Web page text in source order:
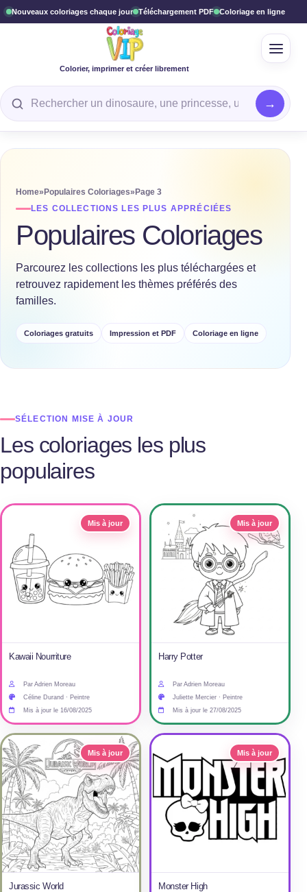
Nouveaux coloriages chaque jour Téléchargement PDF Coloriage en ligne
Colorier, imprimer et créer librement
Rechercher un coloriage
Home» Populaires Coloriages» Page 3
LES COLLECTIONS LES PLUS APPRÉCIÉES
Populaires Coloriages
Parcourez les collections les plus téléchargées et
retrouvez rapidement les thèmes préférés des
familles.
Coloriages gratuits Impression et PDF Coloriage en ligne
SÉLECTION MISE À JOUR
Les coloriages les plus
populaires
Mis à jour
Kawaii Nourriture
Par Adrien Moreau
Céline Durand · Peintre
Mis à jour le 16/08/2025
Mis à jour
Harry Potter
Par Adrien Moreau
Juliette Mercier · Peintre
Mis à jour le 27/08/2025
Mis à jour
Jurassic World
Mis à jour
Monster High